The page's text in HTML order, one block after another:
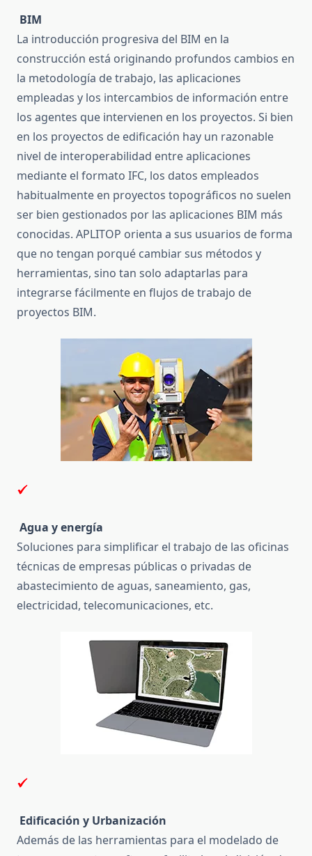
BIM
La introducción progresiva del BIM en la
construcción está originando profundos cambios en
la metodología de trabajo, las aplicaciones
empleadas y los intercambios de información entre
los agentes que intervienen en los proyectos. Si bien
en los proyectos de edificación hay un razonable
nivel de interoperabilidad entre aplicaciones
mediante el formato IFC, los datos empleados
habitualmente en proyectos topográficos no suelen
ser bien gestionados por las aplicaciones BIM más
conocidas. APLITOP orienta a sus usuarios de forma
que no tengan porqué cambiar sus métodos y
herramientas, sino tan solo adaptarlas para
integrarse fácilmente en flujos de trabajo de
proyectos BIM.
Agua y energía
Soluciones para simplificar el trabajo de las oficinas
técnicas de empresas públicas o privadas de
abastecimiento de aguas, saneamiento, gas,
electricidad, telecomunicaciones, etc.
Edificación y Urbanización
Además de las herramientas para el modelado de